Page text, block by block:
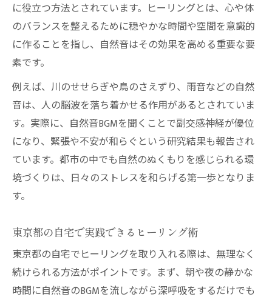
に役立つ方法とされています。ヒーリングとは、心や体
のバランスを整えるために穏やかな時間や空間を意識的
に作ることを指し、自然音はその効果を高める重要な要
素です。
例えば、川のせせらぎや鳥のさえずり、雨音などの自然
音は、人の脳波を落ち着かせる作用があるとされていま
す。実際に、自然音BGMを聞くことで副交感神経が優位
になり、緊張や不安が和らぐという研究結果も報告され
ています。都市の中でも自然のぬくもりを感じられる環
境づくりは、日々のストレスを和らげる第一歩となりま
す。
東京都の自宅で実践できるヒーリング術
東京都の自宅でヒーリングを取り入れる際は、無理なく
続けられる方法がポイントです。まず、朝や夜の静かな
時間に自然音のBGMを流しながら深呼吸をするだけでも